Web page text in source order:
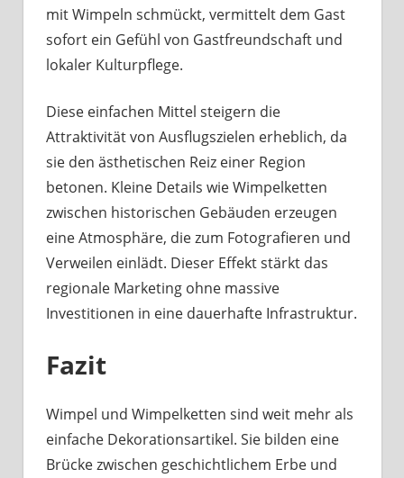
mit Wimpeln schmückt, vermittelt dem Gast
sofort ein Gefühl von Gastfreundschaft und
lokaler Kulturpflege.
Diese einfachen Mittel steigern die
Attraktivität von Ausflugszielen erheblich, da
sie den ästhetischen Reiz einer Region
betonen. Kleine Details wie Wimpelketten
zwischen historischen Gebäuden erzeugen
eine Atmosphäre, die zum Fotografieren und
Verweilen einlädt. Dieser Effekt stärkt das
regionale Marketing ohne massive
Investitionen in eine dauerhafte Infrastruktur.
Fazit
Wimpel und Wimpelketten sind weit mehr als
einfache Dekorationsartikel. Sie bilden eine
Brücke zwischen geschichtlichem Erbe und